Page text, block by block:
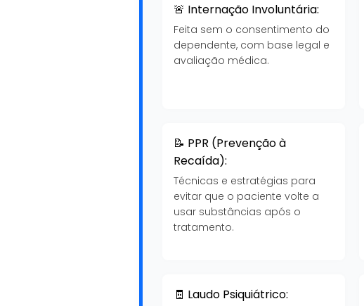
🚨 Internação Involuntária:
Feita sem o consentimento do
dependente, com base legal e
avaliação médica.
📝 PPR (Prevenção à
Recaída):
Técnicas e estratégias para
evitar que o paciente volte a
usar substâncias após o
tratamento.
🧾 Laudo Psiquiátrico: